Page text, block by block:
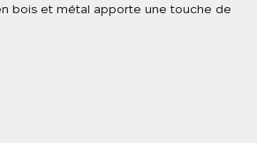
bois et métal apporte une touche de